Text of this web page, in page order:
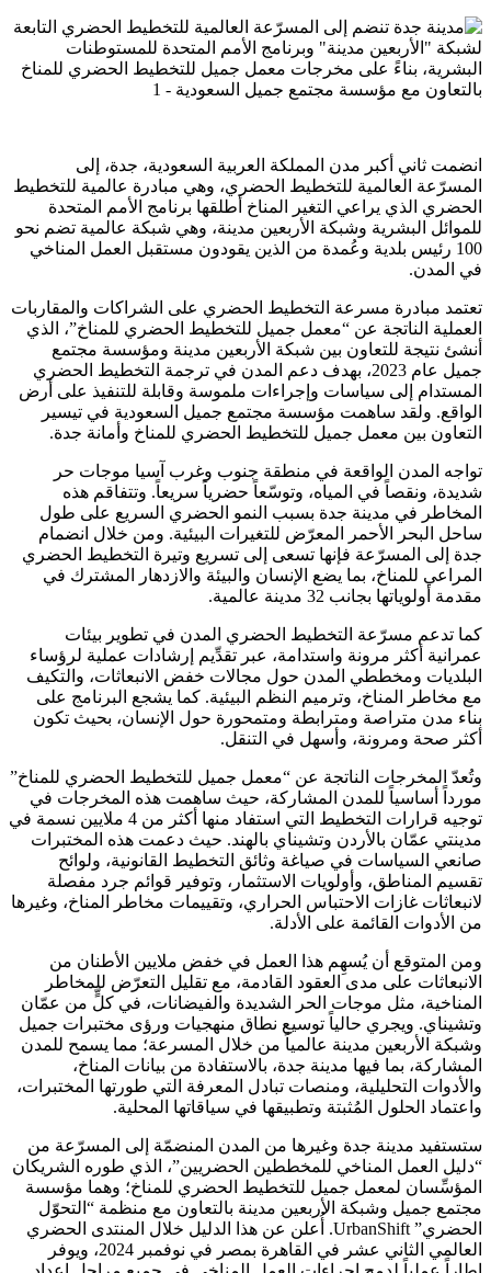
انضمت ثاني أكبر مدن المملكة العربية السعودية، جدة، إلى
المسرّعة العالمية للتخطيط الحضري، وهي مبادرة عالمية للتخطيط
الحضري الذي يراعي التغير المناخ أطلقها برنامج الأمم المتحدة
للموائل البشرية وشبكة الأربعين مدينة، وهي شبكة عالمية تضم نحو
100 رئيس بلدية وعُمدة من الذين يقودون مستقبل العمل المناخي
في المدن.
تعتمد مبادرة مسرعة التخطيط الحضري على الشراكات والمقاربات
العملية الناتجة عن “معمل جميل للتخطيط الحضري للمناخ”، الذي
أنشئ نتيجة للتعاون بين شبكة الأربعين مدينة ومؤسسة مجتمع
جميل عام 2023، بهدف دعم المدن في ترجمة التخطيط الحضري
المستدام إلى سياسات وإجراءات ملموسة وقابلة للتنفيذ على أرض
الواقع. ولقد ساهمت مؤسسة مجتمع جميل السعودية في تيسير
التعاون بين معمل جميل للتخطيط الحضري للمناخ وأمانة جدة.
تواجه المدن الواقعة في منطقة جنوب وغرب آسيا موجات حر
شديدة، ونقصاً في المياه، وتوسّعاً حضرياً سريعاً. وتتفاقم هذه
المخاطر في مدينة جدة بسبب النمو الحضري السريع على طول
ساحل البحر الأحمر المعرّض للتغيرات البيئية. ومن خلال انضمام
جدة إلى المسرّعة فإنها تسعى إلى تسريع وتيرة التخطيط الحضري
المراعي للمناخ، بما يضع الإنسان والبيئة والازدهار المشترك في
مقدمة أولوياتها بجانب 32 مدينة عالمية.
كما تدعم مسرّعة التخطيط الحضري المدن في تطوير بيئات
عمرانية أكثر مرونة واستدامة، عبر تقدِّيم إرشادات عملية لرؤساء
البلديات ومخططي المدن حول مجالات خفض الانبعاثات، والتكيف
مع مخاطر المناخ، وترميم النظم البيئية. كما يشجع البرنامج على
بناء مدن متراصة ومترابطة ومتمحورة حول الإنسان، بحيث تكون
أكثر صحة ومرونة، وأسهل في التنقل.
وتُعدّ المخرجات الناتجة عن “معمل جميل للتخطيط الحضري للمناخ”
مورداً أساسياً للمدن المشاركة، حيث ساهمت هذه المخرجات في
توجيه قرارات التخطيط التي استفاد منها أكثر من 4 ملايين نسمة في
مدينتي عمّان بالأردن وتشيناي بالهند. حيث دعمت هذه المختبرات
صانعي السياسات في صياغة وثائق التخطيط القانونية، ولوائح
تقسيم المناطق، وأولويات الاستثمار، وتوفير قوائم جرد مفصلة
لانبعاثات غازات الاحتباس الحراري، وتقييمات مخاطر المناخ، وغيرها
من الأدوات القائمة على الأدلة.
ومن المتوقع أن يُسهِم هذا العمل في خفض ملايين الأطنان من
الانبعاثات على مدى العقود القادمة، مع تقليل التعرّض للمخاطر
المناخية، مثل موجات الحر الشديدة والفيضانات، في كلٍّ من عمّان
وتشيناي. ويجري حالياً توسيع نطاق منهجيات ورؤى مختبرات جميل
وشبكة الأربعين مدينة عالمياً من خلال المسرعة؛ مما يسمح للمدن
المشاركة، بما فيها مدينة جدة، بالاستفادة من بيانات المناخ،
والأدوات التحليلية، ومنصات تبادل المعرفة التي طورتها المختبرات،
واعتماد الحلول المُثبتة وتطبيقها في سياقاتها المحلية.
ستستفيد مدينة جدة وغيرها من المدن المنضمّة إلى المسرّعة من
“دليل العمل المناخي للمخططين الحضريين”، الذي طوره الشريكان
المؤسِّسان لمعمل جميل للتخطيط الحضري للمناخ؛ وهما مؤسسة
مجتمع جميل وشبكة الأربعين مدينة بالتعاون مع منظمة “التحوّل
الحضري” UrbanShift. أُعلن عن هذا الدليل خلال المنتدى الحضري
العالمي الثاني عشر في القاهرة بمصر في نوفمبر 2024، ويوفر